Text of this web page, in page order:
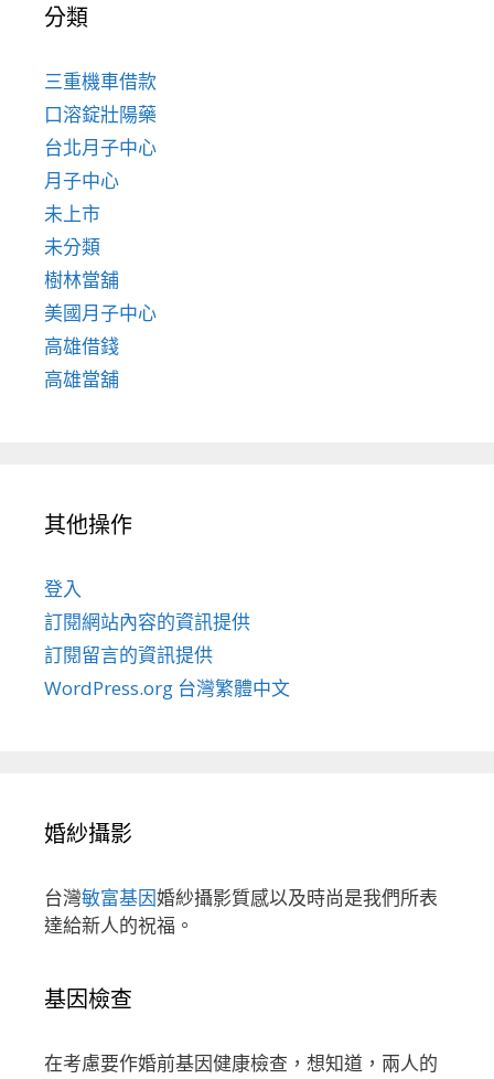
分類
三重機車借款
口溶錠壯陽藥
台北月子中心
月子中心
未上市
未分類
樹林當舖
美國月子中心
高雄借錢
高雄當舖
其他操作
登入
訂閱網站內容的資訊提供
訂閱留言的資訊提供
WordPress.org 台灣繁體中文
婚紗攝影
台灣敏富基因婚紗攝影質感以及時尚是我們所表
達給新人的祝福。
基因檢查
在考慮要作婚前基因健康檢查，想知道，兩人的